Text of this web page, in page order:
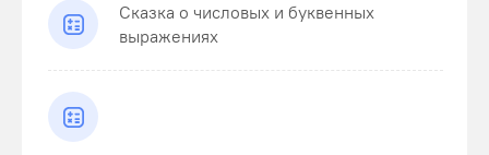
Сказка о числовых и буквенных
выражениях